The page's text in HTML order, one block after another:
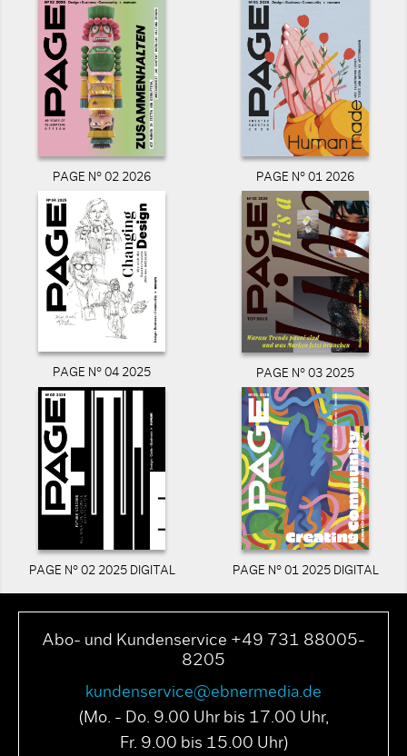
PAGE N° 02 2026 PAGE N° 01 2026
PAGE N° 04 2025 PAGE N° 03 2025
PAGE N° 02 2025 DIGITAL PAGE N° 01 2025 DIGITAL
Abo- und Kundenservice +49 731 88005-
8205
kundenservice@ebnermedia.de
(Mo. - Do. 9.00 Uhr bis 17.00 Uhr,
Fr. 9.00 bis 15.00 Uhr)